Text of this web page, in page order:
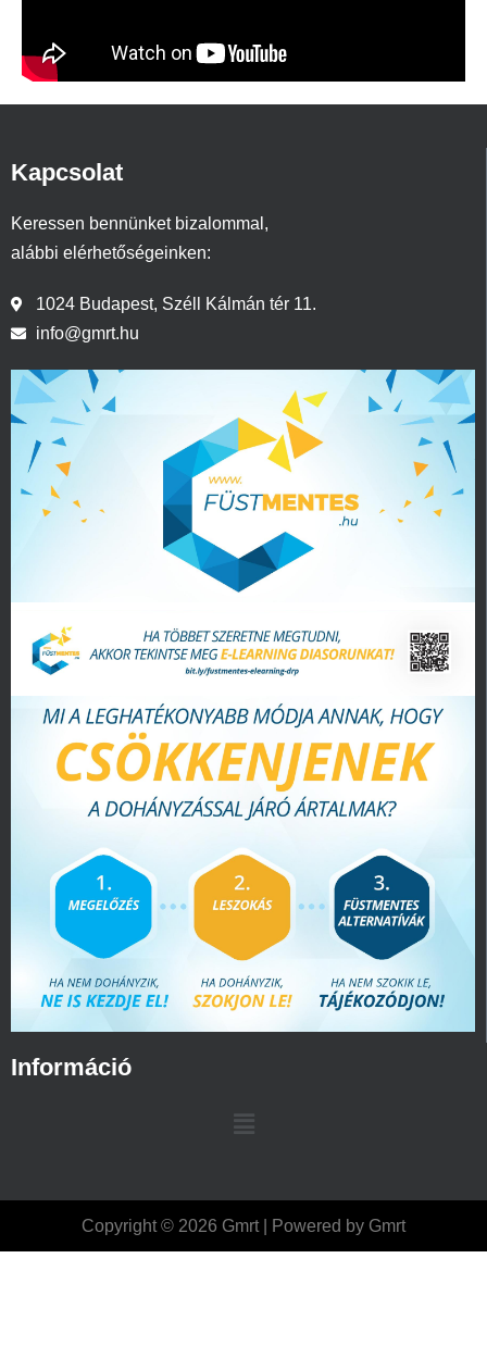
Kapcsolat
Keressen bennünket bizalommal,
alábbi elérhetőségeinken:
1024 Budapest, Széll Kálmán tér 11.
info@gmrt.hu
Információ
Copyright © 2026 Gmrt | Powered by Gmrt